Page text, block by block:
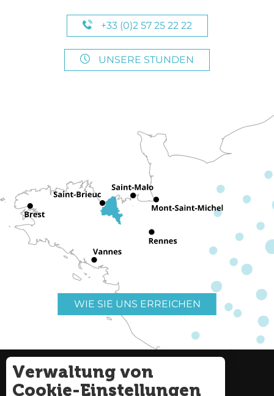
+33 (0)2 57 25 22 22
UNSERE STUNDEN
WIE SIE UNS ERREICHEN
Nützliche Links
Verwaltung von
Cookie-Einstellungen